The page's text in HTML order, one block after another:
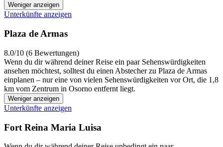
Weniger anzeigen
Unterkünfte anzeigen
Plaza de Armas
8.0/10 (6 Bewertungen)
Wenn du dir während deiner Reise ein paar Sehenswürdigkeiten
ansehen möchtest, solltest du einen Abstecher zu Plaza de Armas
einplanen – nur eine von vielen Sehenswürdigkeiten vor Ort, die 1,8
km vom Zentrum in Osorno entfernt liegt.
Weniger anzeigen
Unterkünfte anzeigen
Fort Reina Maria Luisa